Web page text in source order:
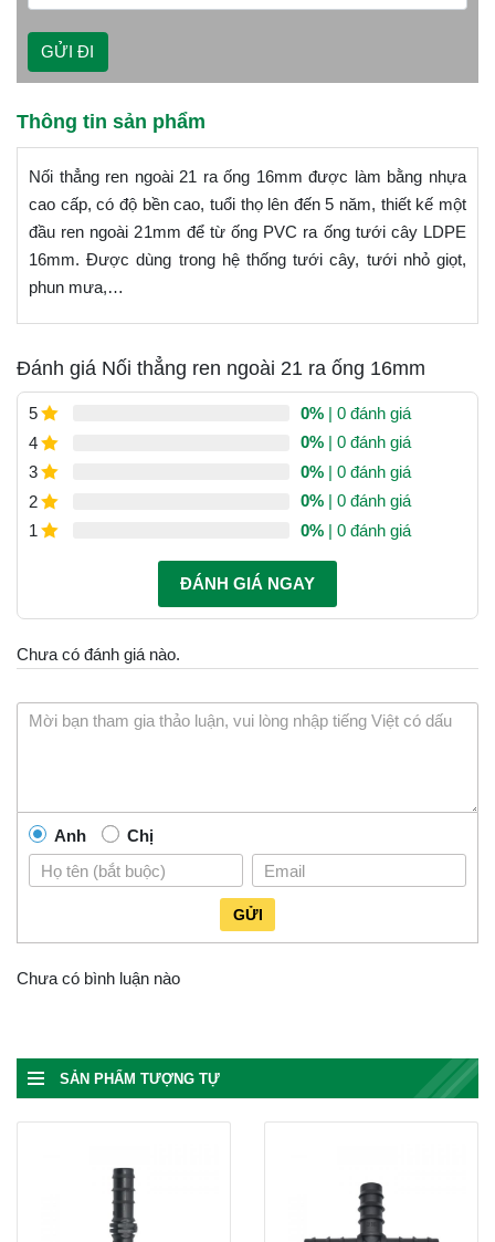
Thông tin sản phẩm
Nối thẳng ren ngoài 21 ra ống 16mm được làm bằng nhựa
cao cấp, có độ bền cao, tuổi thọ lên đến 5 năm, thiết kế một
đầu ren ngoài 21mm để từ ống PVC ra ống tưới cây LDPE
16mm. Được dùng trong hệ thống tưới cây, tưới nhỏ giọt,
phun mưa,…
Đánh giá Nối thẳng ren ngoài 21 ra ống 16mm
5 0% | 0 đánh giá
4
0% | 0 đánh giá
3
0% | 0 đánh giá
2
0% | 0 đánh giá
1
0% | 0 đánh giá
ĐÁNH GIÁ NGAY
Chưa có đánh giá nào.
Anh Chị
GỬI
Chưa có bình luận nào
SẢN PHẨM TƯỢNG TỰ